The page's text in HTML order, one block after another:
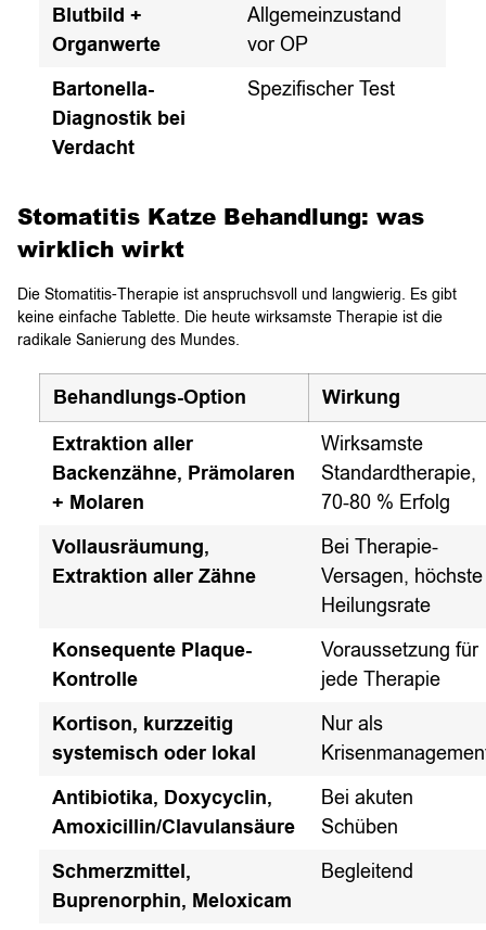
Blutbild +
Organwerte
Allgemeinzustand
vor OP
Bartonella-
Diagnostik bei
Verdacht
Spezifischer Test
Stomatitis Katze Behandlung: was
wirklich wirkt
Die Stomatitis-Therapie ist anspruchsvoll und langwierig. Es gibt
keine einfache Tablette. Die heute wirksamste Therapie ist die
radikale Sanierung des Mundes.
Behandlungs-Option
Wirkung
Extraktion aller
Backenzähne, Prämolaren
+ Molaren
Wirksamste
Standardtherapie,
70-80 % Erfolg
Vollausräumung,
Extraktion aller Zähne
Bei Therapie-
Versagen, höchste
Heilungsrate
Konsequente Plaque-
Kontrolle
Voraussetzung für
jede Therapie
Kortison, kurzzeitig
systemisch oder lokal
Nur als
Antibiotika, Doxycyclin,
Amoxicillin/Clavulansäure
Bei akuten
Schüben
Schmerzmittel,
Buprenorphin, Meloxicam
Begleitend